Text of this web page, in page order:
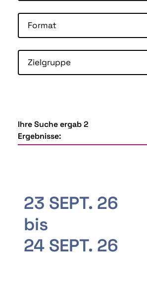
Format
Zielgruppe
Ihre Suche ergab 2
Ergebnisse:
23 SEPT. 26
bis
24 SEPT. 26